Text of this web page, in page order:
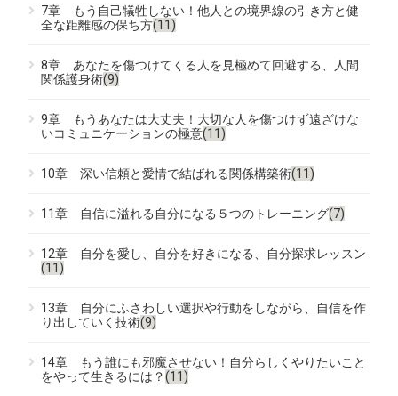
7章 もう自己犠牲しない！他人との境界線の引き方と健
全な距離感の保ち方(11)
8章 あなたを傷つけてくる人を見極めて回避する、人間
関係護身術(9)
9章 もうあなたは大丈夫！大切な人を傷つけず遠ざけな
いコミュニケーションの極意(11)
10章 深い信頼と愛情で結ばれる関係構築術(11)
11章 自信に溢れる自分になる５つのトレーニング(7)
12章 自分を愛し、自分を好きになる、自分探求レッスン
(11)
13章 自分にふさわしい選択や行動をしながら、自信を作
り出していく技術(9)
14章 もう誰にも邪魔させない！自分らしくやりたいこと
をやって生きるには？(11)